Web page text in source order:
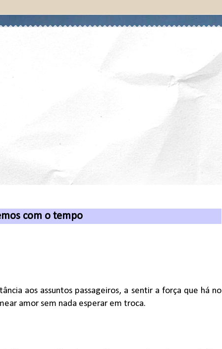
com o tempo
aos assuntos passageiros, a sentir a força que há no
amor sem nada esperar em troca.